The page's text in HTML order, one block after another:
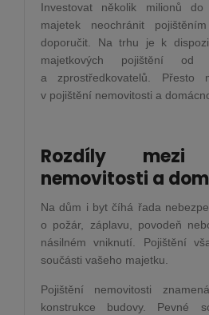
Investovat několik milionů
majetek neochránit
doporučit. Na trhu je k
majetkových pojištění od
a zprostředkovatelů. Přesto
v pojištění nemovitosti a
Rozdíly mezi
nemovitosti a
Na dům i byt číhá řada
o požár, záplavu, povodeň
násilném vniknutí. Pojištění
součásti vašeho majetku.
Pojištění nemovitosti
konstrukce budovy. Pevné